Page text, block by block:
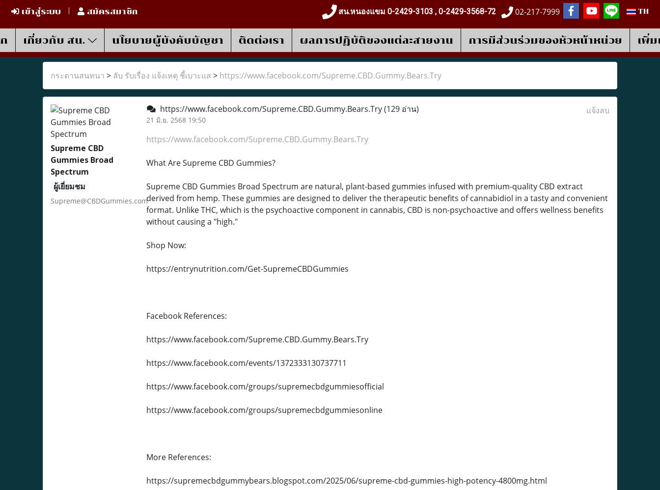
เข้าสู่ระบบ สมัครสมาชิก สน.หนองแขม 0-2429-3103 , 0-2429-3568-72 02-217-7999 TH
เกี่ยวกับ สน. นโยบายผู้บังคับบัญชา ติดต่อเรา ผลการปฎิบัติของแต่ละสายงาน การมีส่วนร่วมของหัวหน้าหน่วย เพิ่
กระดานสนทนา > ลับ รับเรื่อง แจ้งเหตุ ชี้เบาะแส > https://www.facebook.com/Supreme.CBD.Gummy.Bears.Try
Supreme CBD
Gummies Broad
Spectrum
ผู้เยี่ยมชม
Supreme@CBDGummies.com
https://www.facebook.com/Supreme.CBD.Gummy.Bears.Try(129 อ่าน)
21 มิ.ย. 2568 19:50
แจ้งลบ
https://www.facebook.com/Supreme.CBD.Gummy.Bears.Try
What Are Supreme CBD Gummies?
Supreme CBD Gummies Broad Spectrum are natural, plant-based gummies infused with premium-quality CBD extract
derived from hemp. These gummies are designed to deliver the therapeutic benefits of cannabidiol in a tasty and convenient
format. Unlike THC, which is the psychoactive component in cannabis, CBD is non-psychoactive and offers wellness benefits
without causing a "high."
Shop Now:
https://entrynutrition.com/Get-SupremeCBDGummies
Facebook References:
https://www.facebook.com/Supreme.CBD.Gummy.Bears.Try
https://www.facebook.com/events/1372333130737711
https://www.facebook.com/groups/supremecbdgummiesofficial
https://www.facebook.com/groups/supremecbdgummiesonline
More References:
https://supremecbdgummybears.blogspot.com/2025/06/supreme-cbd-gummies-high-potency-4800mg.html